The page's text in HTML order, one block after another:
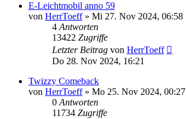
E-Leichtmobil anno 59
von HerrToeff» Mi 27. Nov 2024, 06:58
4Antworten
13422 Zugriffe
Letzter Beitrag von HerrToeff
Do 28. Nov 2024, 16:21
Twizzy Comeback
von HerrToeff» Mo 25. Nov 2024, 00:27
0Antworten
11734 Zugriffe